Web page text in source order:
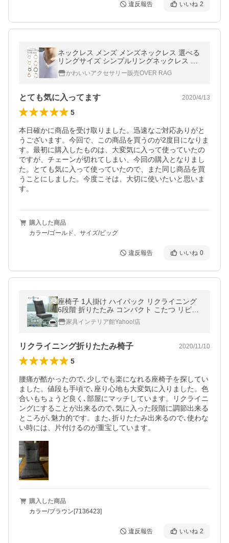
違反報告 いいね 2
ネックレス メンズ メンズネックレス 選べる
リングサイズ シンプルリングネックレス リ
ング ペア対応 サイズ ユニセックス プレゼン
トかわいいアクセサリー販売OVER RAG
とても気に入ってます 2020/4/13
5
本日確かに商品を受け取りました。迅速なご対応ありがと
うございます。今回で、この商品を買うのが2度目になりま
す。最初に購入したものは、大変気に入って使っていたの
ですが、チェーンが切れてしまい、今回の購入となりまし
た。とても気に入って使っていたので、また同じ商品を買
うことにしました。今度こそは、大切に使いたいと思いま
す。
購入した商品
カラー/ゴールド、サイズ/ビッグ
違反報告 いいね 0
座椅子 1人掛け ハイバック リクライニング
6段階 折りたたみ コンパクト こたつ リビン
グ 椅子 背もたれあり リクライニング座椅子
YC-601 *
家具インテリア館Yahoo!店
リクライニング折りたたみ椅子 2020/11/10
5
腰痛が酷かったので､少しでも楽になれる座椅子を探してい
ました。値段も手頃で､座り心地も大変気に入りました。色
合いもちょうど良く､部屋にマッチしています。リクライニ
ングにすることが出来るので､気に入った段階に調節出来る
ところが､魅力的です。また､折りたたみ出来るので､使わな
い時には、片付けるのが重宝しています。
購入した商品
カラー/ブラウン[7136423]
違反報告 いいね 2